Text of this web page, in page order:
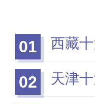
01
西藏
02 天津